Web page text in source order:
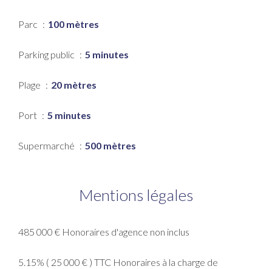
Parc 100 mètres
Parking public 5 minutes
Plage 20 mètres
Port 5 minutes
Supermarché 500 mètres
Mentions légales
485 000 € Honoraires d'agence non inclus
5.15% ( 25 000 € ) TTC Honoraires à la charge de